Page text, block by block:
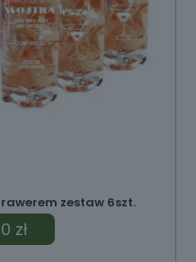
zestaw 6szt.
zł